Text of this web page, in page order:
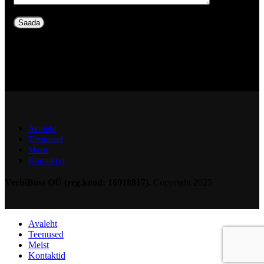
Avaleht
Teenused
Meist
Kontaktid
Avaleht
Teenused
Meist
Kontaktid